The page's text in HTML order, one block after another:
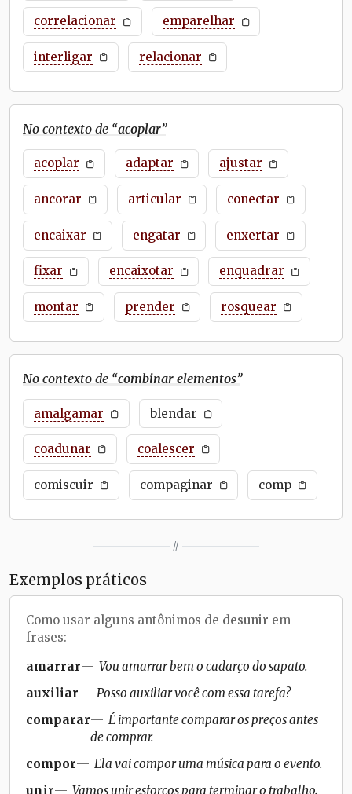
correlacionar emparelhar
interligar relacionar
No contexto de “acoplar”
acoplar adaptar ajustar
ancorar articular conectar
encaixar engatar enxertar
fixar encaixotar enquadrar
montar prender rosquear
No contexto de “combinar elementos”
amalgamar blendar
coadunar coalescer
comiscuir compaginar comp
//
Exemplos práticos
Como usar alguns antônimos de desunir em
frases:
amarrar
Vou amarrar bem o cadarço do sapato.
auxiliar
Posso auxiliar você com essa tarefa?
comparar
É importante comparar os preços antes
de comprar.
compor
Ela vai compor uma música para o evento.
unir
Vamos unir esforços para terminar o trabalho.